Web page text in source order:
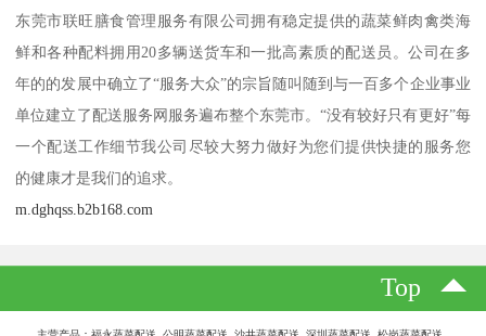
东莞市联旺膳食管理服务有限公司拥有稳定提供的蔬菜鲜肉禽类海
鲜和各种配料拥用20多辆送货车和一批高素质的配送员。公司在多
年的的发展中确立了“服务大众”的宗旨随叫随到与一百多个企业事业
单位建立了配送服务网服务遍布整个东莞市。“没有较好只有更好”每
一个配送工作细节我公司尽较大努力做好为您们提供快捷的服务您
的健康才是我们的追求。
m.dghqss.b2b168.com
Top